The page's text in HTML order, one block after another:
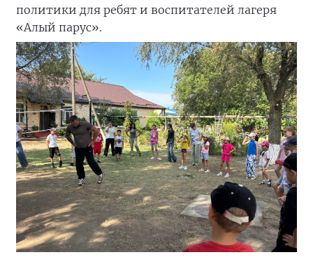
политики для ребят и воспитателей лагеря
«Алый парус».